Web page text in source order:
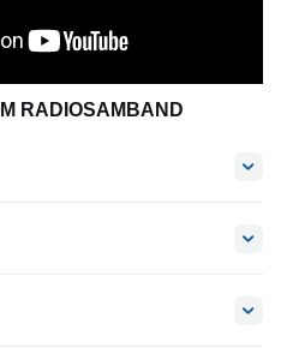
RADIOSAMBAND